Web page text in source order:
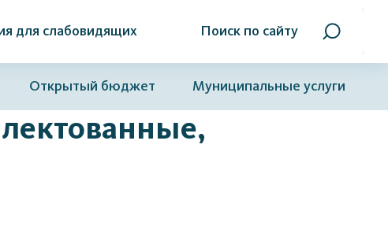
для слабовидящих Поиск по сайту
Открытый бюджет Муниципальные услуги